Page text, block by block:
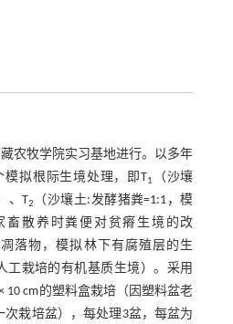
藏农牧学院实习基地进行。以多年
拟根际生境处理，即T1
（沙壤
、T2
（沙壤土:发酵猪粪=1:1，模
畜散养时粪便对贫瘠生境的改
凋落物，模拟林下有腐殖层的生
工栽培的有机基质生境）。采用
10 cm的塑料盒栽培（因塑料盆老
栽培盆），每处理3盆，每盆为